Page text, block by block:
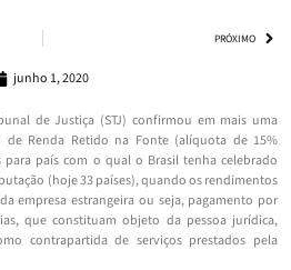
PRÓXIMO
junho 1, 2020
de Justiça (STJ) confirmou em mais uma
Renda Retido na Fonte (alíquota de 15%
país com o qual o Brasil tenha celebrado
(hoje 33 países), quando os rendimentos
empresa estrangeira ou seja, pagamento por
que constituam objeto da pessoa jurídica,
contrapartida de serviços prestados pela